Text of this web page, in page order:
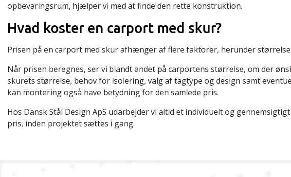
opbevaringsrum, hjælper vi med at finde den rette konstruktion.
Hvad koster en carport med skur?
Prisen på en carport med skur afhænger af flere faktorer, herunder
Når prisen beregnes, ser vi blandt andet på carportens størrelse, om der
skurets størrelse, behov for isolering, valg af tagtype og design samt
kan montering også have betydning for den samlede pris.
Hos Dansk Stål Design ApS udarbejder vi altid et individuelt og
pris, inden projektet sættes i gang.